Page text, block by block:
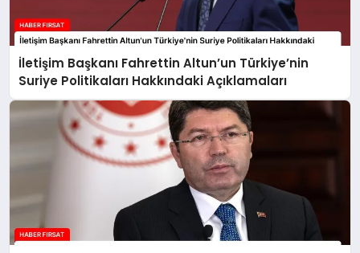
İletişim Başkanı Fahrettin Altun’un Türkiye’nin
Suriye Politikaları Hakkındaki Açıklamaları